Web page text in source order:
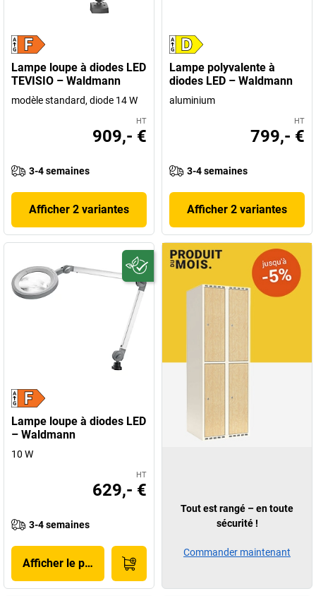
Lampe loupe à diodes LED
TEVISIO – Waldmann
modèle standard, diode 14 W
HT
909,- €
3-4 semaines
Afficher 2 variantes
Lampe polyvalente à
diodes LED – Waldmann
aluminium
HT
799,- €
3-4 semaines
Afficher 2 variantes
Lampe loupe à diodes LED
– Waldmann
10 W
HT
629,- €
3-4 semaines
Afficher le produit
Tout est rangé – en toute
sécurité !
Commander maintenant